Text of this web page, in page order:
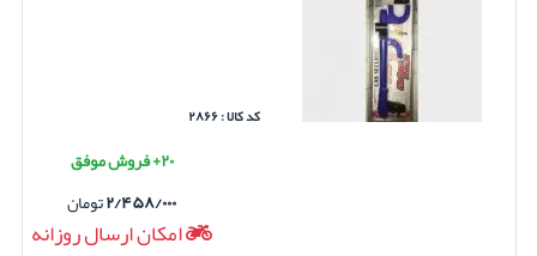
کد کالا : ۲۸۶۶
۲۰+ فروش موفق
۲/۴۵۸/۰۰۰تومان
امکان ارسال روزانه